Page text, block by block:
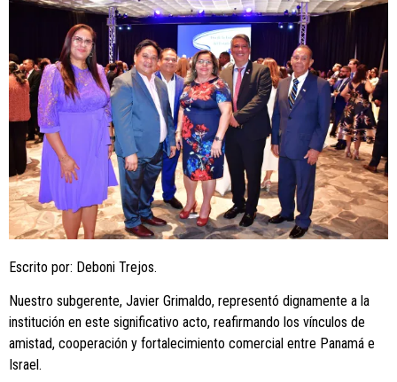
Escrito por: Deboni Trejos.
Nuestro subgerente, Javier Grimaldo, representó dignamente a la
institución en este significativo acto, reafirmando los vínculos de
amistad, cooperación y fortalecimiento comercial entre Panamá e
Israel.